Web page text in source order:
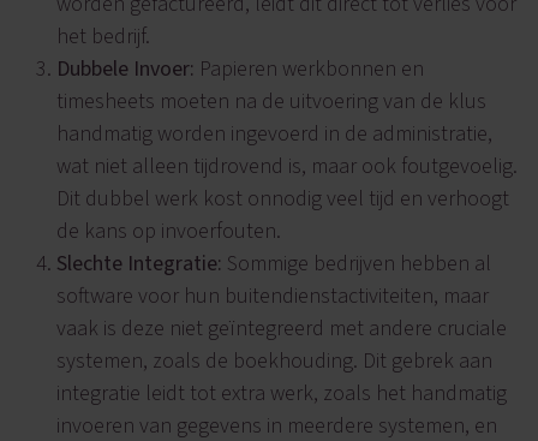
het bedrijf.
Dubbele Invoer: Papieren werkbonnen en
timesheets moeten na de uitvoering van de klus
handmatig worden ingevoerd in de administratie,
wat niet alleen tijdrovend is, maar ook foutgevoelig.
Dit dubbel werk kost onnodig veel tijd en verhoogt
de kans op invoerfouten.
Slechte Integratie: Sommige bedrijven hebben al
software voor hun buitendienstactiviteiten, maar
vaak is deze niet geïntegreerd met andere cruciale
systemen, zoals de boekhouding. Dit gebrek aan
integratie leidt tot extra werk, zoals het handmatig
invoeren van gegevens in meerdere systemen, en